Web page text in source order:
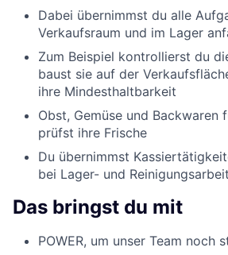
Dabei übernimmst du alle
Verkaufsraum und im Lager
Zum Beispiel kontrollierst du
baust sie auf der
ihre Mindesthaltbarkeit
Obst, Gemüse und Backwaren
prüfst ihre Frische
Du übernimmst
bei Lager- und
Das bringst du mit
POWER, um unser Team noch